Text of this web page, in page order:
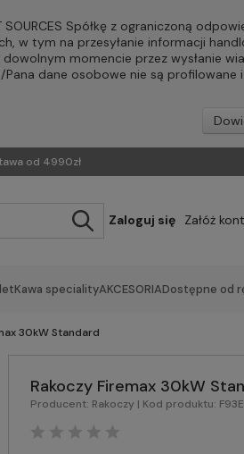
Spółkę z ograniczoną
w tym na przesyłanie informacji
momencie przez wysłanie
dane osobowe nie są profilowane
od 4990zł
Zaloguj się Załóż
Kawa specialityAKCESORIADostępne od
30kW Standard
Rakoczy Firemax 30kW
Producent: Rakoczy | Kod produktu: